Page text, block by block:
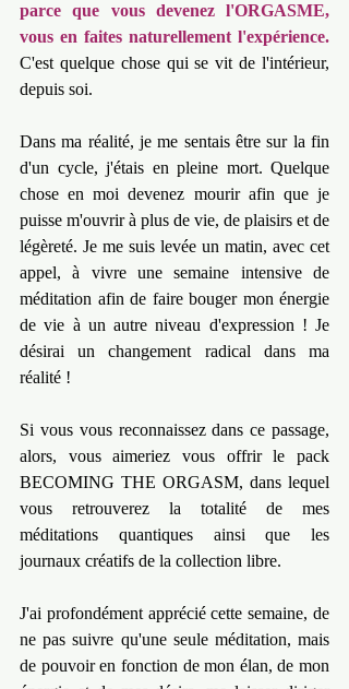
parce que vous devenez l'ORGASME,
C'est quelque chose qui se vit de l'intérieur,
depuis soi.
Dans ma réalité, je me sentais être sur la fin
d'un cycle, j'étais en pleine mort. Quelque
chose en moi devenez mourir afin que je
puisse m'ouvrir à plus de vie, de plaisirs et de
légèreté. Je me suis levée un matin, avec cet
appel, à vivre une semaine intensive de
méditation afin de faire bouger mon énergie
de vie à un autre niveau d'expression ! Je
désirai un changement radical dans ma
réalité !
Si vous vous reconnaissez dans ce passage,
alors, vous aimeriez vous offrir le pack
BECOMING THE ORGASM, dans lequel
vous retrouverez la totalité de mes
méditations quantiques ainsi que les
journaux créatifs de la collection libre.
J'ai profondément apprécié cette semaine, de
ne pas suivre qu'une seule méditation, mais
de pouvoir en fonction de mon élan, de mon